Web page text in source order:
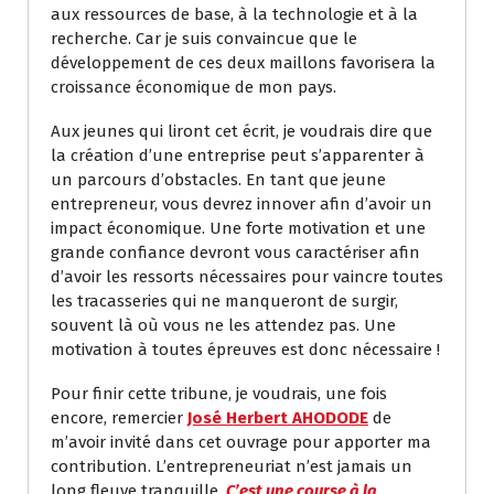
aux ressources de base, à la technologie et à la
recherche. Car je suis convaincue que le
développement de ces deux maillons favorisera la
croissance économique de mon pays.
Aux jeunes qui liront cet écrit, je voudrais dire que
la création d’une entreprise peut s’apparenter à
un parcours d’obstacles. En tant que jeune
entrepreneur, vous devrez innover afin d’avoir un
impact économique. Une forte motivation et une
grande confiance devront vous caractériser afin
d’avoir les ressorts nécessaires pour vaincre toutes
les tracasseries qui ne manqueront de surgir,
souvent là où vous ne les attendez pas. Une
motivation à toutes épreuves est donc nécessaire !
Pour finir cette tribune, je voudrais, une fois
encore, remercier José Herbert AHODODE de
m’avoir invité dans cet ouvrage pour apporter ma
contribution. L’entrepreneuriat n’est jamais un